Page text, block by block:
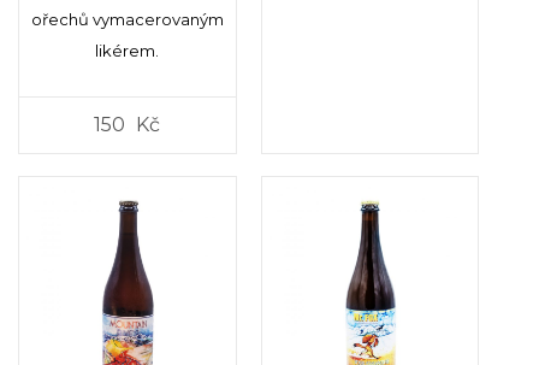
ořechů vymacerovaným
likérem.
150 Kč